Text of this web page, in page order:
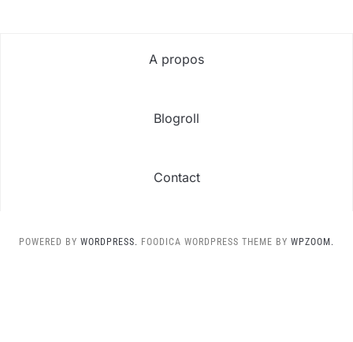
A propos
Blogroll
Contact
POWERED BY WORDPRESS. FOODICA WORDPRESS THEME BY WPZOOM.